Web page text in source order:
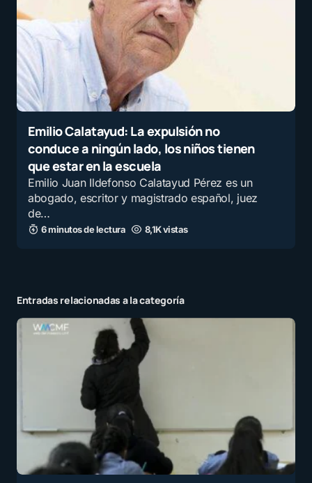
Emilio Calatayud: La expulsión no
conduce a ningún lado, los niños tienen
que estar en la escuela
Emilio Juan Ildefonso Calatayud Pérez es un
abogado, escritor y magistrado español, juez
de…
6 minutos de lectura 8,1K vistas
Entradas relacionadas a la categoría